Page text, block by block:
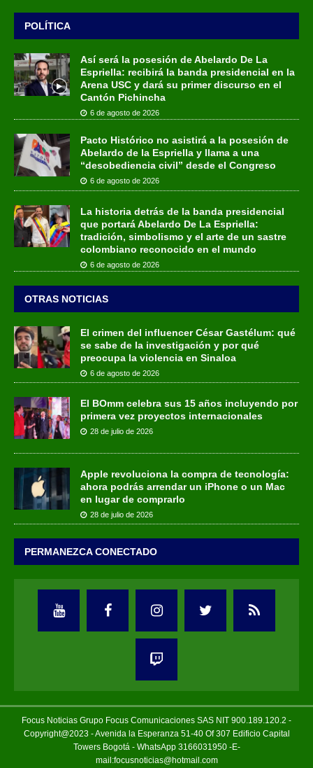
POLÍTICA
Así será la posesión de Abelardo De La
Espriella: recibirá la banda presidencial en la
Arena USC y dará su primer discurso en el
Cantón Pichincha
6 de agosto de 2026
Pacto Histórico no asistirá a la posesión de
Abelardo de la Espriella y llama a una
“desobediencia civil” desde el Congreso
6 de agosto de 2026
La historia detrás de la banda presidencial
que portará Abelardo De La Espriella:
tradición, simbolismo y el arte de un sastre
colombiano reconocido en el mundo
6 de agosto de 2026
OTRAS NOTICIAS
El crimen del influencer César Gastélum: qué
se sabe de la investigación y por qué
preocupa la violencia en Sinaloa
6 de agosto de 2026
El BOmm celebra sus 15 años incluyendo por
primera vez proyectos internacionales
28 de julio de 2026
Apple revoluciona la compra de tecnología:
ahora podrás arrendar un iPhone o un Mac
en lugar de comprarlo
28 de julio de 2026
PERMANEZCA CONECTADO
Focus Noticias Grupo Focus Comunicaciones SAS NIT 900.189.120.2 -
Copyright@2023 - Avenida la Esperanza 51-40 Of 307 Edificio Capital
Towers Bogotá - WhatsApp 3166031950 -E-
mail:focusnoticias@hotmail.com